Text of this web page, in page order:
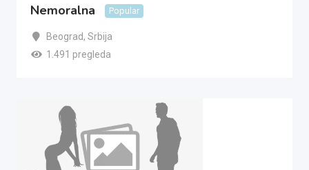
Nemoralna Popular
Beograd, Srbija
1.491 pregleda